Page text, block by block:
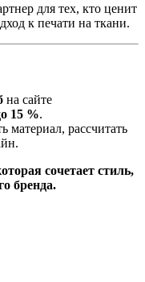
для тех, кто ценит
к печати на ткани.
на сайте
15 %.
материал, рассчитать
сочетает стиль,
бренда.